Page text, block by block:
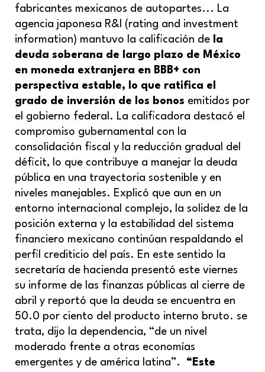
fabricantes mexicanos de autopartes... La
agencia japonesa R&I (rating and investment
information) mantuvo la calificación de
la
deuda soberana de largo plazo de México
en moneda extranjera en BBB+ con
perspectiva estable, lo que ratifica el
grado de inversión de los bonos emitidos por
el gobierno federal. La calificadora destacó el
compromiso gubernamental con la
consolidación fiscal y la reducción gradual del
déficit, lo que contribuye a manejar la deuda
pública en una trayectoria sostenible y en
niveles manejables. Explicó que aun en un
entorno internacional complejo, la solidez de la
posición externa y la estabilidad del sistema
financiero mexicano continúan respaldando el
perfil crediticio del país. En este sentido la
secretaría de hacienda presentó este viernes
su informe de las finanzas públicas al cierre de
abril y reportó que la deuda se encuentra en
50.0 por ciento del producto interno bruto. se
trata, dijo la dependencia, “de un nivel
moderado frente a otras economías
emergentes y de américa latina”. “Este